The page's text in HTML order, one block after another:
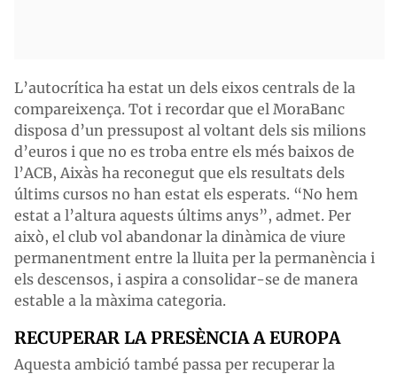
L’autocrítica ha estat un dels eixos centrals de la
compareixença. Tot i recordar que el MoraBanc
disposa d’un pressupost al voltant dels sis milions
d’euros i que no es troba entre els més baixos de
l’ACB, Aixàs ha reconegut que els resultats dels
últims cursos no han estat els esperats. “No hem
estat a l’altura aquests últims anys”, admet. Per
això, el club vol abandonar la dinàmica de viure
permanentment entre la lluita per la permanència i
els descensos, i aspira a consolidar-se de manera
estable a la màxima categoria.
RECUPERAR LA PRESÈNCIA A EUROPA
Aquesta ambició també passa per recuperar la